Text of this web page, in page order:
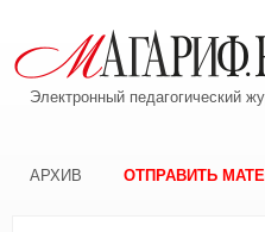
Электронный педагогический
АРХИВ ОТПРАВИТЬ